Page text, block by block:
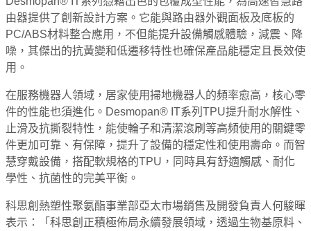
由器提供了創新設計方案。它能與路由器外觀面板及底板的
PC/ABS材料整合應用，不但能提升設備觸感體驗，減震、降
噪，其傑出的抗黃變和低遷移特性也確保產品能穩定且長效使
用。
在服務機器人領域，居家使用掃地機器人的頻率愈高，核心零
件的性能也須進化。Desmopan® IT系列TPU提升耐水解性、
止滑及抗撕裂特性，能使輪子和清潔滾刷等高頻使用的關鍵零
件更加可靠、有保障，提升了設備的穩定性和使用壽命。而智
慧穿戴設備，搭配軟規格的TPU，同時具有舒適觸感、耐化
學性、抗菌性的完美平衡。
科思創熱塑性聚氨酯事業部亞太市場銷售及開發負責人何駿暉
表示：「科思創正積極佈局永續發展領域，透過生物基原料、